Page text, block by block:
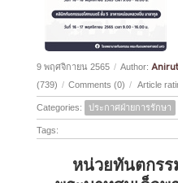
9 พฤศจิกายน 2565 / Author:
(739) / Comments (0) / Article
Categories: ประกาศฝ่ายการรักษา
Tags:
หน่วยทันตกรร